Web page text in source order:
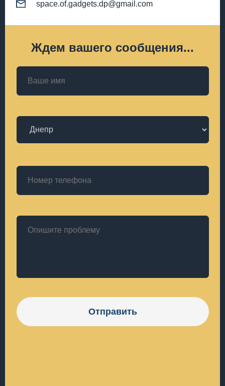
space.of.gadgets.dp@gmail.com
Ждем вашего сообщения...
Отправить